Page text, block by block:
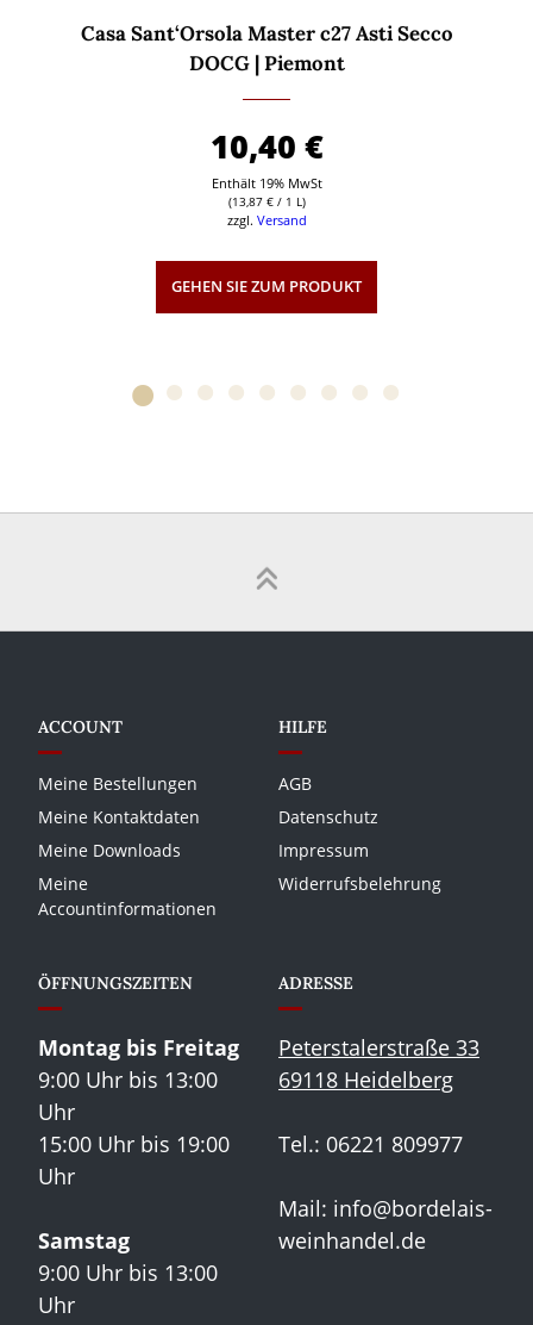
Casa Sant‘Orsola Master c27 Asti Secco
DOCG | Piemont
10,40 €
Enthält 19% MwSt
(13,87 €/ 1 L)
zzgl. Versand
GEHEN SIE ZUM PRODUKT
ACCOUNT
Meine Bestellungen
Meine Kontaktdaten
Meine Downloads
Meine
Accountinformationen
HILFE
AGB
Datenschutz
Impressum
Widerrufsbelehrung
ÖFFNUNGSZEITEN
Montag bis Freitag
9:00 Uhr bis 13:00
Uhr
15:00 Uhr bis 19:00
Uhr
Samstag
9:00 Uhr bis 13:00
Uhr
ADRESSE
Peterstalerstraße 33
69118 Heidelberg
Tel.: 06221 809977
Mail: info@bordelais-
weinhandel.de